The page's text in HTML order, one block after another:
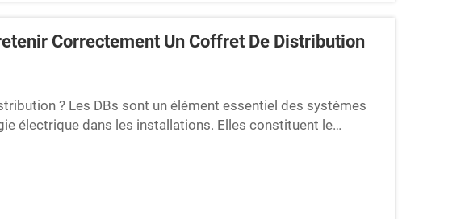
Correctement Un Coffret De Distribution
? Les DBs sont un élément essentiel des systèmes
électrique dans les installations. Elles constituent le
à contrôler tout le reste. Il existe une variété d'éléments